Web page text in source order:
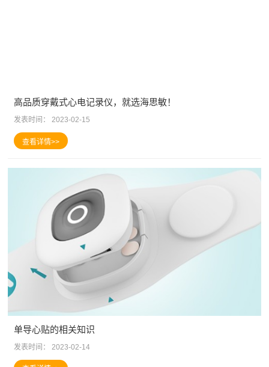
高品质穿戴式心电记录仪，就选海思敏！
发表时间： 2023-02-15
单导心贴‍的相关知识
发表时间： 2023-02-14